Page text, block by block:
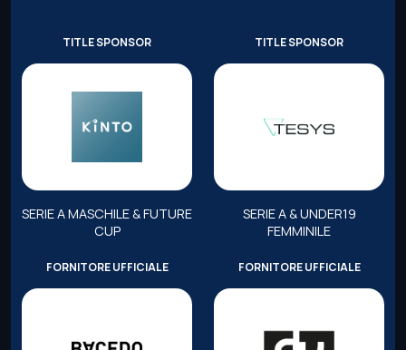
TITLE SPONSOR
SERIE A MASCHILE & FUTURE
CUP
TITLE SPONSOR
SERIE A & UNDER19
FEMMINILE
FORNITORE UFFICIALE FORNITORE UFFICIALE